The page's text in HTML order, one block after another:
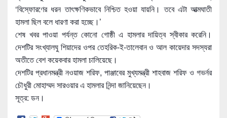
‘বিস্ফোরণের ধরন তাৎক্ষণিকভাবে নিশ্চিত হওয়া যায়নি। তবে এটা আত্মঘাতী
হামলা ছিল বলে ধারণা করা হচ্ছে।’
শেষ খবর পাওয়া পর্যন্ত কোনো গোষ্ঠী এ হামলার দায়িত্ব স্বীকার করেনি।
দেশটির সংখ্যালঘু শিয়াদের ওপর তেহরিক-ই-তালেবান ও আল কায়েদার সদস্যরা
অতীতে বেশ কয়েকবার হামলা চালিয়েছে।
দেশটির প্রধানমন্ত্রী নওয়াজ শরিফ, পাঞ্জাবের মুখ্যমন্ত্রী শাহবাজ শরিফ ও গভর্নর
চৌধুরী মোহাম্মদ সারওয়ার এ হামলার নিন্দা জানিয়েছেন।
সূত্র: ডন।